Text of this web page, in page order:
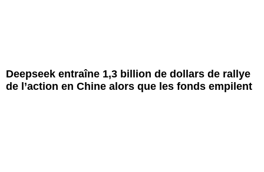
Deepseek entraîne 1,3 billion de dollars de rallye
de l’action en Chine alors que les fonds empilent